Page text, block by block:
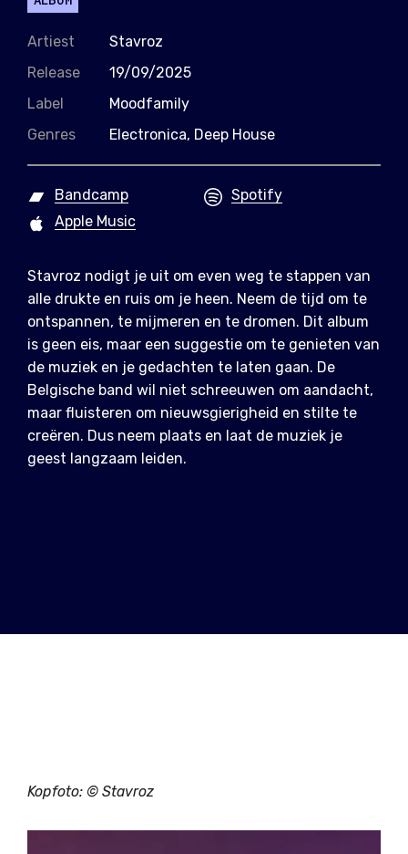
Artiest
Stavroz
Release
19/09/2025
Label
Moodfamily
Genres
Electronica, Deep House
Bandcamp
Spotify
Apple Music
Stavroz nodigt je uit om even weg te stappen van
alle drukte en ruis om je heen. Neem de tijd om te
ontspannen, te mijmeren en te dromen. Dit album
is geen eis, maar een suggestie om te genieten van
de muziek en je gedachten te laten gaan. De
Belgische band wil niet schreeuwen om aandacht,
maar fluisteren om nieuwsgierigheid en stilte te
creëren. Dus neem plaats en laat de muziek je
geest langzaam leiden.
Kopfoto: © Stavroz